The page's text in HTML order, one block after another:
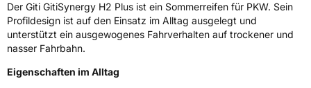
SchlauchtypTL
ZustandNeureifen
Der Giti GitiSynergy H2 Plus ist ein Sommerreifen für PKW. Sein
Profildesign ist auf den Einsatz im Alltag ausgelegt und
unterstützt ein ausgewogenes Fahrverhalten auf trockener und
nasser Fahrbahn.
Eigenschaften im Alltag